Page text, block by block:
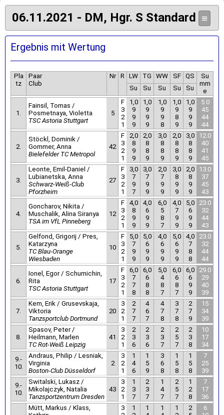
06.11.2021 - DM, Hgr. S Standard ≡
Ergebnis mit Wertung
Pla
tz
Paar
Club
Nr R LW TG WW SF QS
Su
mm
e
Su Su Su Su Su
1.
Fainsil, Tomas /
Posmetnaya, Violetta
TSC Astoria Stuttgart
5
F
3
2
1
1,0
9
9
9
1,0
9
9
9
1,0
9
9
8
1,0
9
8
9
1,0
9
9
9
5.0
45
44
44
2.
Stöckl, Dominik /
Gommer, Anna
Bielefelder TC Metropol
42
F
3
2
1
2,0
8
9
9
2,0
8
8
9
3,0
8
8
9
2,0
8
8
9
3,0
8
8
9
12.0
40
41
45
3.
Leonte, Emil-Daniel /
Lubianetska, Anna
Schwarz-Weiß-Club
Pforzheim
27
F
3
2
1
3,0
7
9
7
3,0
7
9
9
2,0
7
9
9
3,0
8
9
9
2,0
8
9
9
13.0
37
45
43
4.
Goncharov, Nikita /
Muschalik, Alina Siranya
TSA im VfL Pinneberg
12
F
3
2
1
4,0
8
9
9
4,0
6
9
9
6,0
5
8
7
4,0
7
9
9
5,0
6
9
9
23.0
32
44
43
5.
Gelfond, Grigorij / Pres,
Katarzyna
TC Blau-Orange
Wiesbaden
10
F
3
2
1
5,0
7
9
9
5,0
6
9
9
4,0
6
9
9
5,0
6
9
9
4,0
7
8
8
23.0
32
44
44
6.
Ionel, Egor / Schumichin,
Rita
TSC Astoria Stuttgart
17
F
3
2
1
6,0
7
7
8
6,0
6
8
8
5,0
4
8
7
6,0
6
8
7
6,0
6
9
9
29.0
29
40
39
7.
Kem, Erik / Grusevskaja,
Viktoria
Tanzsportclub Dortmund
20
3
2
1
2
7
7
4
6
7
4
7
8
3
7
8
2
7
9
15
34
39
8.
Spasov, Peter /
Heilmann, Marlen
TC Rot-Weiß Leipzig
41
3
2
1
2
3
6
2
3
6
2
3
7
2
5
7
2
3
8
10
17
34
9.-
10.
Andraus, Philip / Lesniak,
Virginia
Boston-Club Düsseldorf
2
3
2
1
1
4
6
1
5
9
3
6
8
1
5
8
1
5
8
7
25
39
9.-
10.
Switalski, Lukasz /
Mikolajczyk, Natalia
Tanzsportzentrum Dresden
43
3
2
1
1
3
7
2
3
7
1
4
7
2
5
7
1
2
8
7
17
36
Mütt, Markus / Klass,
3
1
1
1
1
2
6